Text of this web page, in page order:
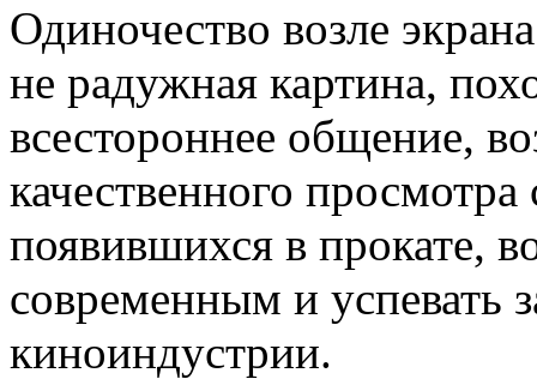
Одиночество возле
не радужная картина,
всестороннее общение,
качественного
появившихся в прокате,
современным и успевать
киноиндустрии.